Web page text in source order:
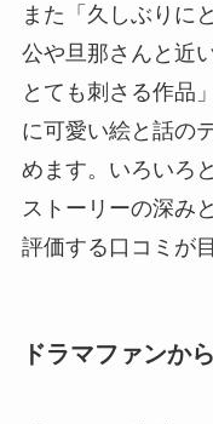
また「久しぶりに
公や旦那さんと近
とても刺さる作品
に可愛い絵と話の
めます。いろいろ
ストーリーの深み
評価する口コミが
ドラマファンか